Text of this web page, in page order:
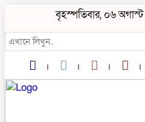
বৃহস্পতিবার, ০৬